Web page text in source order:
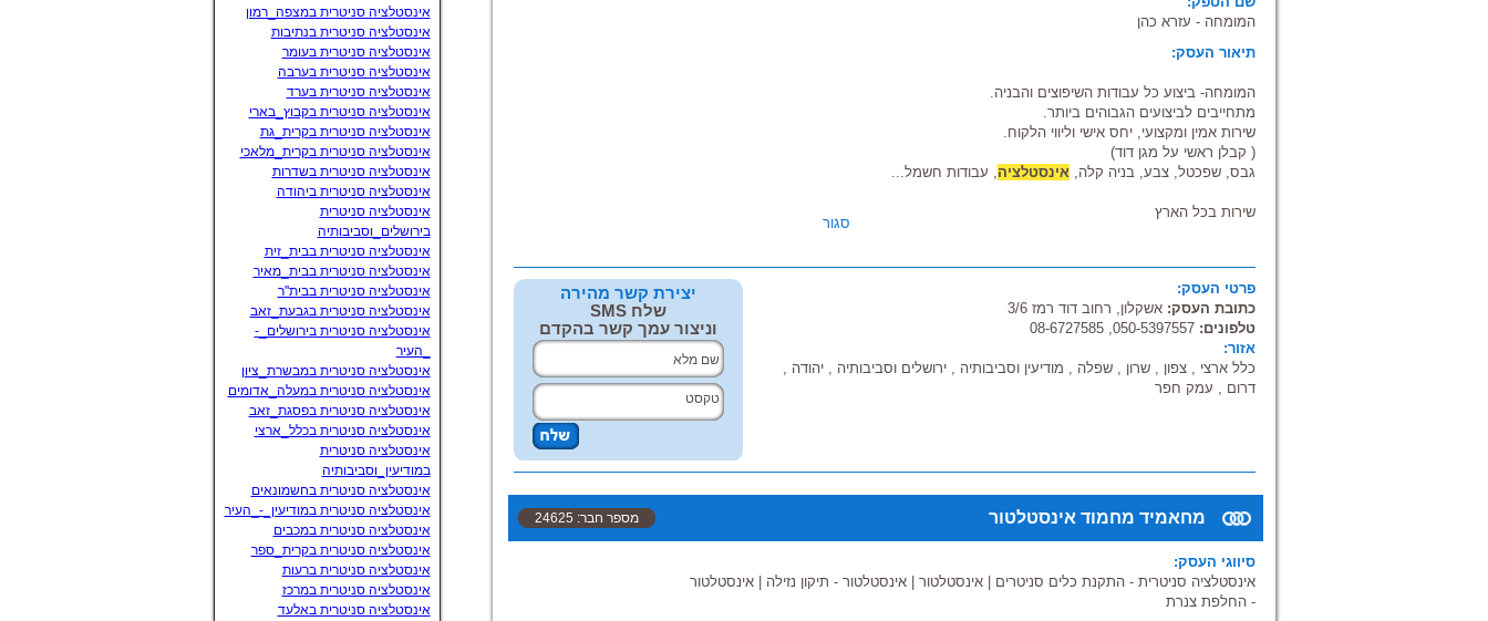
המומחה - עזרא כהן
תיאור העסק:
המומחה- ביצוע כל עבודות השיפוצים והבניה.
מתחייבים לביצועים הגבוהים ביותר.
שירות אמין ומקצועי, יחס אישי וליווי הלקוח.
( קבלן ראשי על מגן דוד)
גבס, שפכטל, צבע, בניה קלה, אינסטלציה, עבודות חשמל...
שירות בכל הארץ
סגור
פרטי העסק:
כתובת העסק: אשקלון, רחוב דוד רמז 3/6
טלפונים: 050-5397557, 08-6727585
אזור:
כלל ארצי , צפון , שרון , שפלה , מודיעין וסביבותיה , ירושלים וסביבותיה , יהודה ,
דרום , עמק חפר
יצירת קשר מהירה
שלח SMS
וניצור עמך קשר בהקדם
מחאמיד מחמוד אינסטלטור מספר חבר: 24625
סיווגי העסק:
אינסטלציה סניטרית - התקנת כלים סניטרים
אינסטלטור אינסטלטור - תיקון נזילה
אינסטלטור
- החלפת צנרת
אינסטלציה סניטרית במצפה_רמון
אינסטלציה סניטרית בנתיבות
אינסטלציה סניטרית בעומר
אינסטלציה סניטרית בערבה
אינסטלציה סניטרית בערד
אינסטלציה סניטרית בקבוץ_בארי
אינסטלציה סניטרית בקרית_גת
אינסטלציה סניטרית בקרית_מלאכי
אינסטלציה סניטרית בשדרות
אינסטלציה סניטרית ביהודה
אינסטלציה סניטרית
בירושלים_וסביבותיה
אינסטלציה סניטרית בבית_זית
אינסטלציה סניטרית בבית_מאיר
אינסטלציה סניטרית בבית''ר
אינסטלציה סניטרית בגבעת_זאב
אינסטלציה סניטרית בירושלים_-
_העיר
אינסטלציה סניטרית במבשרת_ציון
אינסטלציה סניטרית במעלה_אדומים
אינסטלציה סניטרית בפסגת_זאב
אינסטלציה סניטרית בכלל_ארצי
אינסטלציה סניטרית
במודיעין_וסביבותיה
אינסטלציה סניטרית בחשמונאים
אינסטלציה סניטרית במודיעין_-_העיר
אינסטלציה סניטרית במכבים
אינסטלציה סניטרית בקרית_ספר
אינסטלציה סניטרית ברעות
אינסטלציה סניטרית במרכז
אינסטלציה סניטרית באלעד